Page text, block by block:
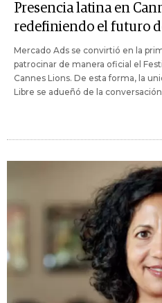
Presencia latina en
redefiniendo el futuro
Mercado Ads se convirtió en la
patrocinar de manera oficial el
Cannes Lions. De esta forma, la
Libre se adueñó de la